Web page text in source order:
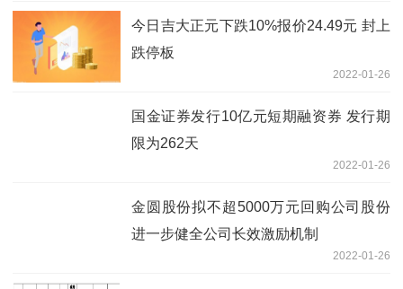
今日吉大正元下跌10%报价24.49元 封上
跌停板
2022-01-26
国金证券发行10亿元短期融资券 发行期
限为262天
2022-01-26
金圆股份拟不超5000万元回购公司股份
进一步健全公司长效激励机制
2022-01-26